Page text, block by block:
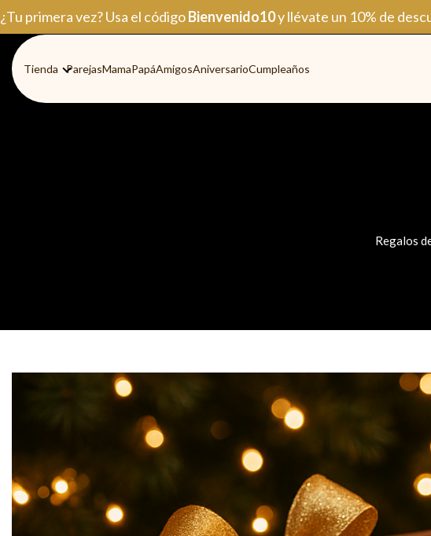
Ir
al
contenido
¿Tu primera vez? Usa el códigoBienvenido10y llévate un 10% de
Tienda ParejasMamaPapáAmigosAniversarioCumpleaños
Regalos